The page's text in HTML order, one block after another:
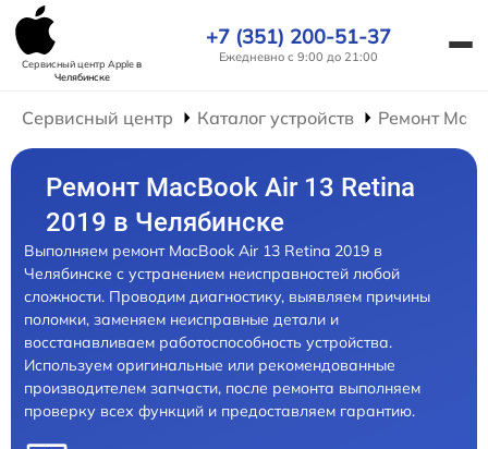
Сервисный центр Appleв
Челябинске
+7 (351) 200-51-37
Ежедневно с 9:00 до 21:00
Сервисный центр Каталог устройств Ремонт
Ремонт MacBook Air 13 Retina
2019 в Челябинске
Выполняем ремонт MacBook Air 13 Retina 2019 в
Челябинске с устранением неисправностей любой
сложности. Проводим диагностику, выявляем причины
поломки, заменяем неисправные детали и
восстанавливаем работоспособность устройства.
Используем оригинальные или рекомендованные
производителем запчасти, после ремонта выполняем
проверку всех функций и предоставляем гарантию.